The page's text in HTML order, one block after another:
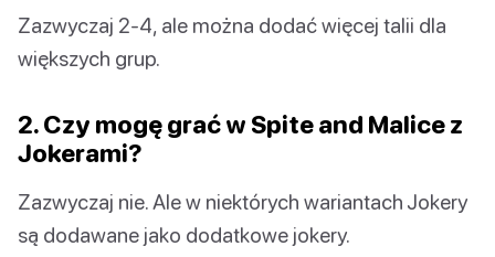
Zazwyczaj 2-4, ale można dodać więcej talii dla
większych grup.
2. Czy mogę grać w Spite and Malice z
Jokerami?
Zazwyczaj nie. Ale w niektórych wariantach Jokery
są dodawane jako dodatkowe jokery.